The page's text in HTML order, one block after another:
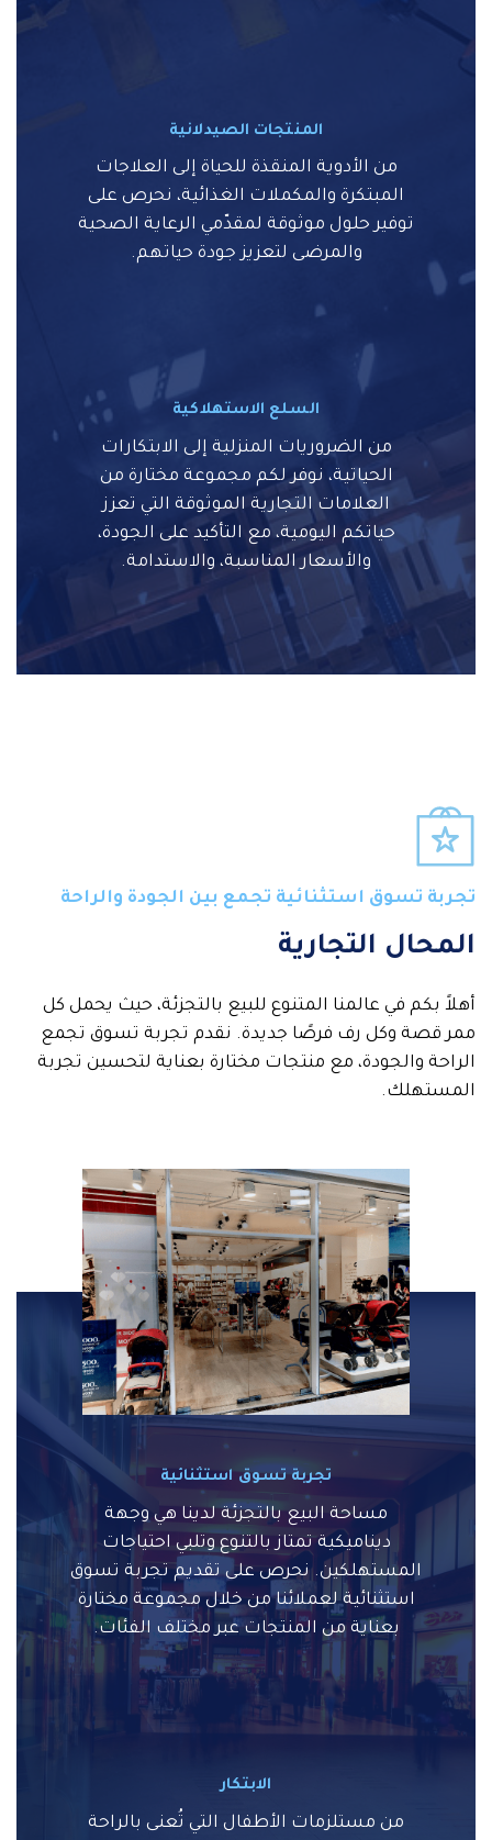
المنتجات الصيدلانية
من الأدوية المنقذة للحياة إلى العلاجات
المبتكرة والمكملات الغذائية، نحرص على
توفير حلول موثوقة لمقدّمي الرعاية الصحية
والمرضى لتعزيز جودة حياتهم.
السلع الاستهلاكية
من الضروريات المنزلية إلى الابتكارات
الحياتية، نوفر لكم مجموعة مختارة من
العلامات التجارية الموثوقة التي تعزز
حياتكم اليومية، مع التأكيد على الجودة،
والأسعار المناسبة، والاستدامة.
تجربة تسوق استثنائية تجمع بين الجودة والراحة
المحال التجارية
أهلاً بكم في عالمنا المتنوع للبيع بالتجزئة، حيث يحمل كل
ممر قصة وكل رف فرصًا جديدة. نقدم تجربة تسوق تجمع
الراحة والجودة، مع منتجات مختارة بعناية لتحسين تجربة
المستهلك.
تجربة تسوق استثنائية
مساحة البيع بالتجزئة لدينا هي وجهة
ديناميكية تمتاز بالتنوع وتلبي احتياجات
المستهلكين. نحرص على تقديم تجربة تسوق
استثنائية لعملائنا من خلال مجموعة مختارة
بعناية من المنتجات عبر مختلف الفئات.
الابتكار
من مستلزمات الأطفال التي تُعنى بالراحة